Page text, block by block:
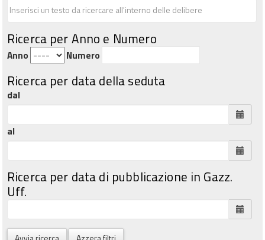
Ricerca per Anno e Numero
Anno Numero
Ricerca per data della seduta
dal
al
Ricerca per data di pubblicazione in Gazz.
Uff.